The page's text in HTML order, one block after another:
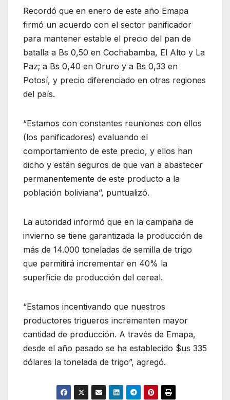
Recordó que en enero de este año Emapa
firmó un acuerdo con el sector panificador
para mantener estable el precio del pan de
batalla a Bs 0,50 en Cochabamba, El Alto y La
Paz; a Bs 0,40 en Oruro y a Bs 0,33 en
Potosí, y precio diferenciado en otras regiones
del país.
“Estamos con constantes reuniones con ellos
(los panificadores) evaluando el
comportamiento de este precio, y ellos han
dicho y están seguros de que van a abastecer
permanentemente de este producto a la
población boliviana”, puntualizó.
La autoridad informó que en la campaña de
invierno se tiene garantizada la producción de
más de 14.000 toneladas de semilla de trigo
que permitirá incrementar en 40% la
superficie de producción del cereal.
“Estamos incentivando que nuestros
productores trigueros incrementen mayor
cantidad de producción. A través de Emapa,
desde el año pasado se ha establecido $us 335
dólares la tonelada de trigo”, agregó.